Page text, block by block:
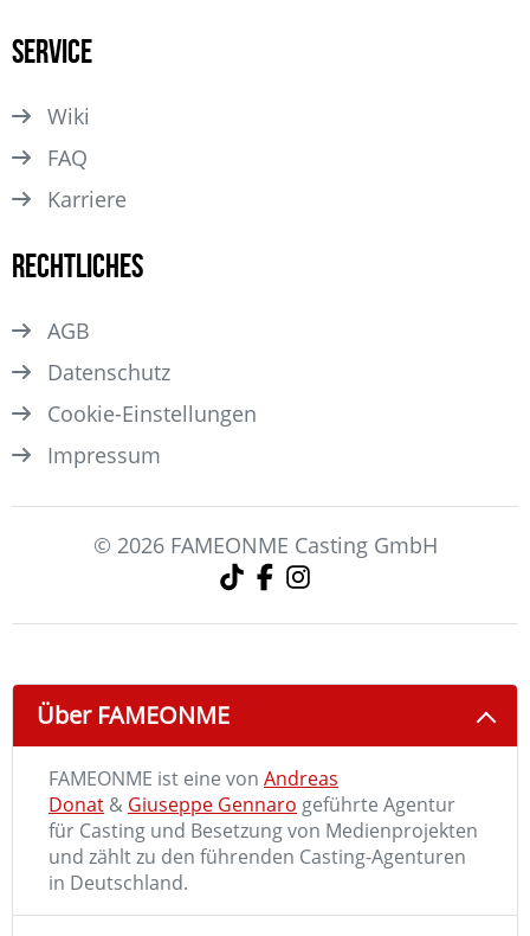
Service
Wiki
FAQ
Karriere
Rechtliches
AGB
Datenschutz
Cookie-Einstellungen
Impressum
© 2026 FAMEONME Casting GmbH
Über FAMEONME
FAMEONME ist eine von Andreas
Donat & Giuseppe Gennaro geführte Agentur
für Casting und Besetzung von Medienprojekten
und zählt zu den führenden Casting-Agenturen
in Deutschland.